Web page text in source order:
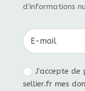
d'informations
J'accepte de
sellier.fr mes